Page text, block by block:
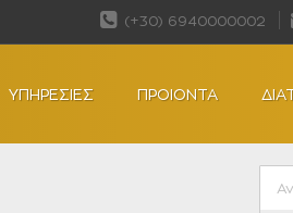
(+30) 6940000002
ΥΠΗΡΕΣΙΕΣ ΠΡΟΙΟΝΤΑ